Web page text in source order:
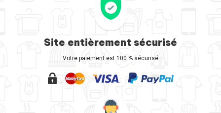
Site entièrement sécurisé
Votre paiement est 100 % sécurisé